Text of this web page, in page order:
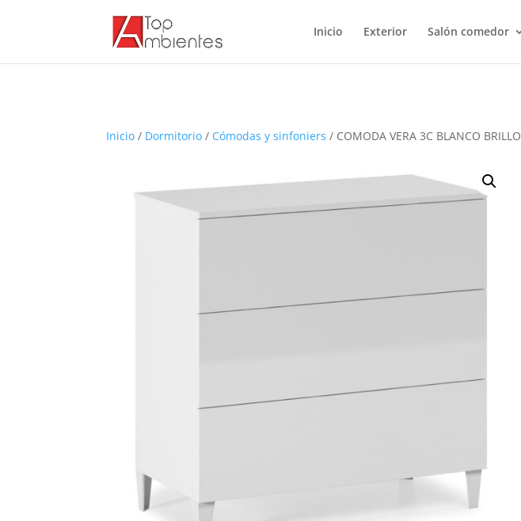
Inicio Exterior Salón comedor
Inicio / Dormitorio / Cómodas y sinfoniers / COMODA VERA 3C BLANCO BRILLO